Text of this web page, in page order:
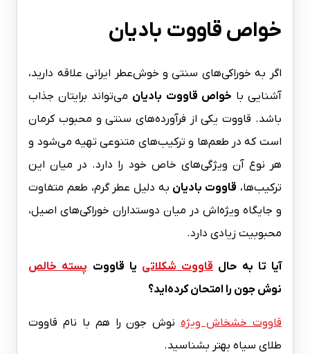
خواص قاووت بادیان
اگر به خوراکی‌های سنتی و خوش‌عطر ایرانی علاقه دارید،
آشنایی با خواص قاووت بادیان می‌تواند برایتان جذاب
باشد. قاووت یکی از فرآورده‌های سنتی و محبوب کرمان
است که در طعم‌ها و ترکیب‌های متنوعی تهیه می‌شود و
هر نوع آن ویژگی‌های خاص خود را دارد. در میان این
ترکیب‌ها، قاووت بادیان به دلیل عطر گرم، طعم متفاوت
و جایگاه ویژه‌اش در میان دوستداران خوراکی‌های اصیل،
محبوبیت زیادی دارد.
آیا تا به حالقاووت شکلاتی یا قاووتپسته خالص
نوش جون را امتحان کرده‌اید؟
قاووت خشخاش ویژهنوش جون را هم با نام قاووت
طلای سیاه بهتر بشناسید.